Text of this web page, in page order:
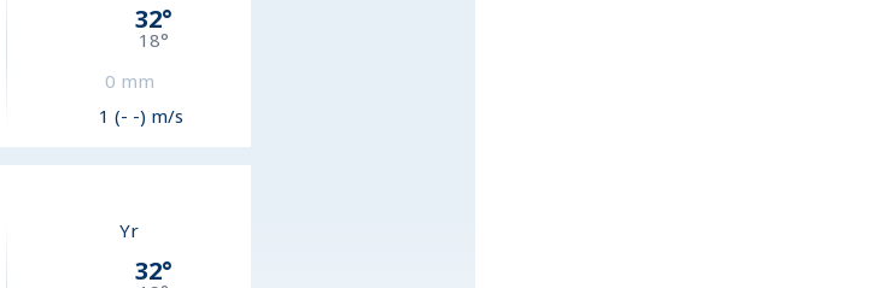
32°
18°
0 mm
1 (- -) m/s
Yr
32°